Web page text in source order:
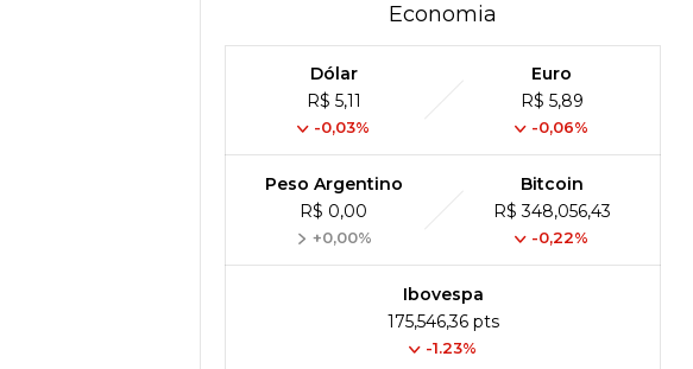
Economia
Dólar
R$ 5,11
-0,03%
Euro
R$ 5,89
-0,06%
Peso Argentino
R$ 0,00
+0,00%
Bitcoin
R$ 348,056,43
-0,22%
Ibovespa
175,546,36 pts
-1.23%